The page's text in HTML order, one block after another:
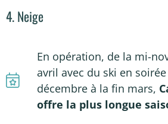
4. Neige
En opération, de la mi-
avril avec du ski en
décembre à la fin mars,
offre la plus longue